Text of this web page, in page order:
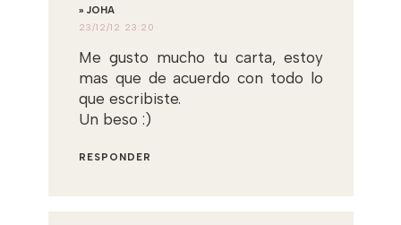
» JOHA
23/12/12 23:20
Me gusto mucho tu carta, estoy
mas que de acuerdo con todo lo
que escribiste.
Un beso :)
RESPONDER